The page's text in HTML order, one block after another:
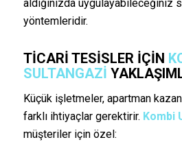
aldığınızda uygulayabileceğiniz
yöntemleridir.
TICARI TESISLER IÇIN
SULTANGAZI
Küçük işletmeler, apartman
farklı ihtiyaçlar gerektirir. Kombi
müşteriler için özel: